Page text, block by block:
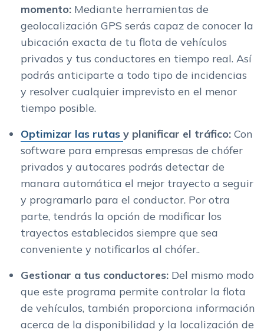
momento: Mediante herramientas de
geolocalización GPS serás capaz de conocer la
ubicación exacta de tu flota de vehículos
privados y tus conductores en tiempo real. Así
podrás anticiparte a todo tipo de incidencias
y resolver cualquier imprevisto en el menor
tiempo posible.
Optimizar las rutas y planificar el tráfico: Con
software para empresas empresas de chófer
privados y autocares podrás detectar de
manara automática el mejor trayecto a seguir
y programarlo para el conductor. Por otra
parte, tendrás la opción de modificar los
trayectos establecidos siempre que sea
conveniente y notificarlos al chófer..
Gestionar a tus conductores: Del mismo modo
que este programa permite controlar la flota
de vehículos, también proporciona información
acerca de la disponibilidad y la localización de